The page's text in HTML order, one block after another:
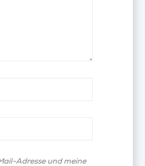
Adresse und meine